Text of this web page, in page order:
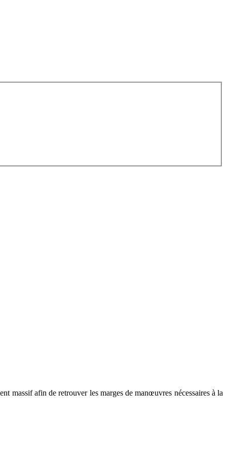
massif afin de retrouver les marges de manœuvres nécessaires à la